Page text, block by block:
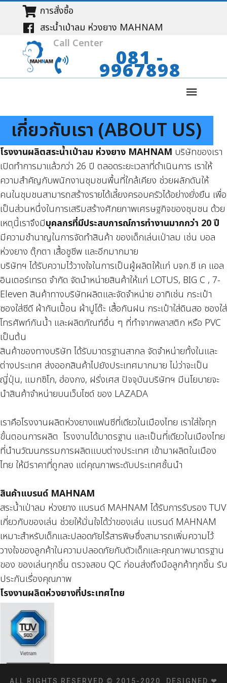
การสั่งซื้อ
สระน้ำเป่าลม ห่วงยาง MAHNAM
Call Center
081 -
9967898
เกี่ยวกับเรา (ABOUT US)
โรงงานผลิตสระน้ำเป่าลม ห่วงยาง MAHNAM บริษัทของเรา
เปิดทำการมาแล้วกว่า 26 ปี ตลอดระยะเวลาที่ดำเนินการ เราให้
ความสำคัญกับพนักงานชุมชนพื้นที่ใกล้เคียง ช่วยผลักดันให้
คนในชุมชนสามารถสร้างรายได้เลี้ยงครอบครัวได้อย่างยั่งยืน เพื่อ
เป็นส่วนหนึ่งในการเสริมสร้างศักยภาพเศรษฐกิจของชุมชน ด้วย
เหตุนี้เราจึงมีบุคลกรที่มีประสบการณ์การทำงานมากกว่า 20 ปี
มีความชำนาญในการจัดทำสินค้า ของเด็กเล่นเป่าลม เช่น บอล
ห่วงยาง ตุ๊กตา เสื้อชูชีพ และอีกมากมาย
บริษัทฯ ได้รับความไว้วางใจในการเป็นผู้ผลิตให้แก่ บจก.ซี เค แอล
อินเตอร์เทรด จำกัด จัดนำหน่ายสินค้าให้แก่ LOTUS, BIG C , 7-
Eleven สินค้าทางบริษัทผลิตและจัดจำหน่าย อาทิเช่น กระเป๋า
ซองใส่ซีดี ผ้ากันเปื้อน ผ้าปูโต๊ะ เสื้อกันฝน กระเป๋าใส่ดินสอ ซองใส่
โทรศัพท์กันน้ำ และผลิตภัณฑ์อื่น ๆ ที่ทำจากพลาสติก หรือ PVC
เป็นต้น
สินค้าของทางบริษัท ได้รับมาตรฐานสากล จัดจำหน่ายทั้งในและ
ต่างประเทศ ส่งออกสินค้าไปยังประเทศมากมาย ไม่ว่าจะเป็น
ญี่ปุ่น, แมกซิโก, ฮ่องกง, ฝรั่งเศส ปัจจุบันบริษัทฯ มีนโยบายจะ
นำสินค้าจำหน่ายบนเว็บไซด์ ของ LAZADA
เราคือโรงงานผลิตห่วงยางแฟนซีที่เดียวในเมืองไทย เราใส่ใจทุก
ขั้นตอนการผลิต โรงงานได้มาตรฐาน และเป็นที่เดียวในเมืองไทย
ที่นำนวัฒนกรรมการผลิตแบบต่างประเทศ เข้ามาผลิตในเมือง
ไทย ให้มีราคาที่ถูกลง แต่คุณภาพระดับประเทศชั้นนำ
สินค้าแบรนด์ MAHNAM
สระน้ำเป่าลม ห่วงยาง แบรนด์ MAHNAM ได้รับการรับรอง TUV
เกี่ยวกับของเล่น ช่วยให้มั่นใจได้ว่าของเล่น แบรนด์ MAHNAM
เหมาะสำหรับเด็กและปลอดภัยไร้สารพิษซึ่งสามารถเพิ่มความไว้
วางใจของลูกค้าในความปลอดภัยกับตัวเด็กและคุณภาพมาตรฐาน
ของ ของเล่นทุกชิ้น ตรวจสอบ QC ก่อนส่งถึงมือลูกค้าทุกชิ้น รับ
ประกันเรื่องคุณภาพ
โรงงานผลิตห่วงยางที่ประเทศไทย
ALL RIGHTS RESERVED © 2015-2020. DESIGNED ❤